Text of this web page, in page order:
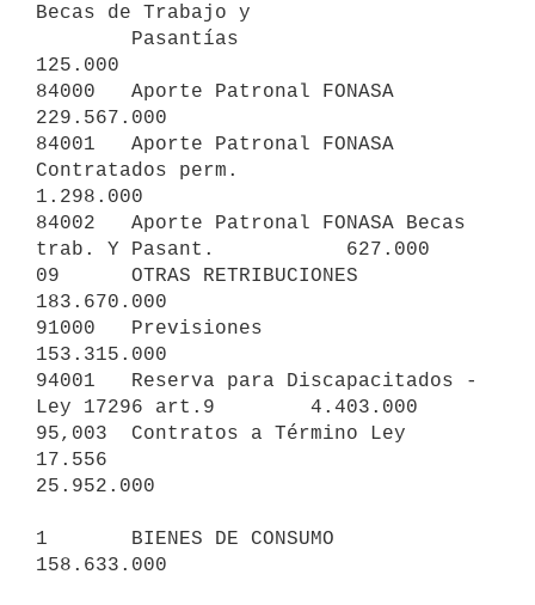
Becas de Trabajo y
125.000
84000   Aporte Patronal FONASA
229.567.000
84001   Aporte Patronal FONASA
Contratados perm.
1.298.000
84002   Aporte Patronal FONASA Becas
trab. Y Pasant.           627.000
09      OTRAS RETRIBUCIONES
183.670.000
91000   Previsiones
153.315.000
94001   Reserva para Discapacitados -
Ley 17296 art.9        4.403.000
95,003  Contratos a Término Ley
17.556
25.952.000
1       BIENES DE CONSUMO
158.633.000